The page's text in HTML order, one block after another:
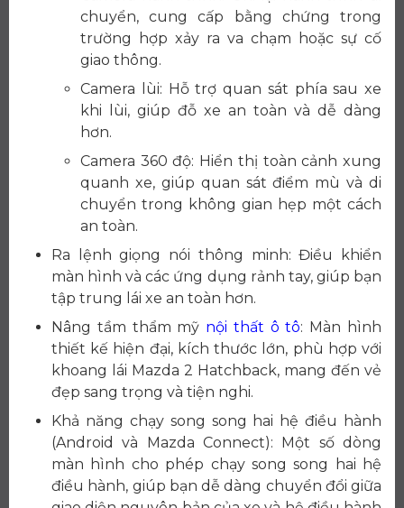
chuyển, cung cấp bằng chứng trong
trường hợp xảy ra va chạm hoặc sự cố
giao thông.
Camera lùi: Hỗ trợ quan sát phía sau xe
khi lùi, giúp đỗ xe an toàn và dễ dàng
hơn.
Camera 360 độ: Hiển thị toàn cảnh xung
quanh xe, giúp quan sát điểm mù và di
chuyển trong không gian hẹp một cách
an toàn.
Ra lệnh giọng nói thông minh: Điều khiển
màn hình và các ứng dụng rảnh tay, giúp bạn
tập trung lái xe an toàn hơn.
Nâng tầm thẩm mỹ nội thất ô tô: Màn hình
thiết kế hiện đại, kích thước lớn, phù hợp với
khoang lái Mazda 2 Hatchback, mang đến vẻ
đẹp sang trọng và tiện nghi.
Khả năng chạy song song hai hệ điều hành
(Android và Mazda Connect): Một số dòng
màn hình cho phép chạy song song hai hệ
điều hành, giúp bạn dễ dàng chuyển đổi giữa